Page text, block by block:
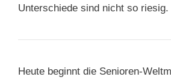
Unterschiede sind nicht so riesig.
Heute beginnt die Senioren-